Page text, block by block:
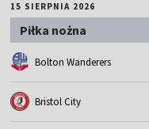
15 SIERPNIA 2026
Piłka nożna
Bolton Wanderers
Bristol City